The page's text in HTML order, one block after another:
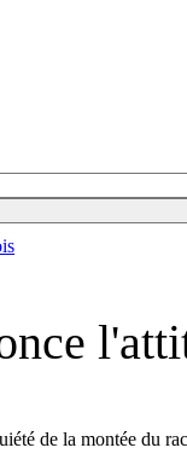
de la montée du